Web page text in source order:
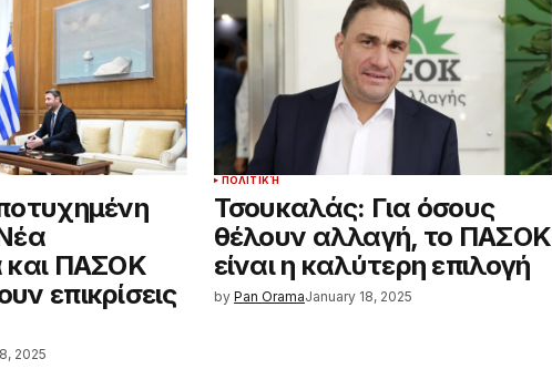
και ΠΑΣΟΚ
επικρίσεις
2025
ΠΟΛΙΤΙΚΉ
Τσουκαλάς: Για όσους
θέλουν αλλαγή, το ΠΑΣΟΚ
είναι η καλύτερη επιλογή
by Pan OramaJanuary 18, 2025